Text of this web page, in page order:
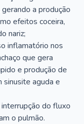
a produção
efeitos coceira,
nariz;
inflamatório nos
que gera
e produção de
sinusite aguda e
do fluxo
o pulmão.